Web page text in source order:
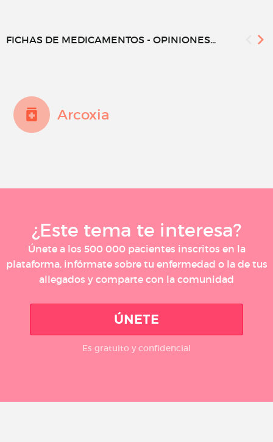
FICHAS DE MEDICAMENTOS - OPINIONES...
Arcoxia
¿Este tema te interesa?
Únete a los 500 000 pacientes inscritos en la
plataforma, infórmate sobre tu enfermedad o la de tus
allegados y comparte con la comunidad
ÚNETE
Es gratuito y confidencial